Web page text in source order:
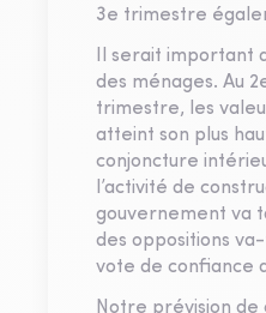
3e trimestre
Il serait important
des ménages. Au
trimestre, les
atteint son plus
conjoncture
l’activité de
gouvernement va
des oppositions
vote de confiance
Notre prévision de